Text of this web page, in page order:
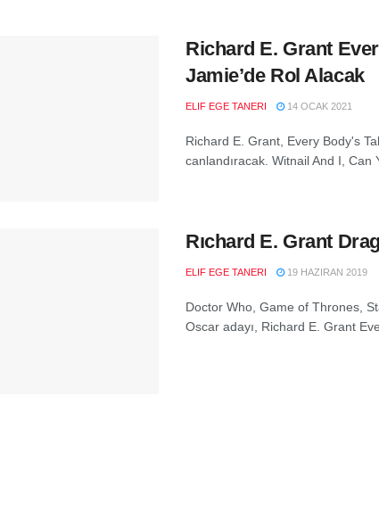
Richard E. Grant
Jamie’de Rol Alacak
ELIF EGE TANERI 14 OCAK 2021
Richard E. Grant, Every Body's
canlandıracak. Witnail And I, Can
Rıchard E. Grant
ELIF EGE TANERI 19 HAZIRAN 2019
Doctor Who, Game of Thrones,
Oscar adayı, Richard E. Grant